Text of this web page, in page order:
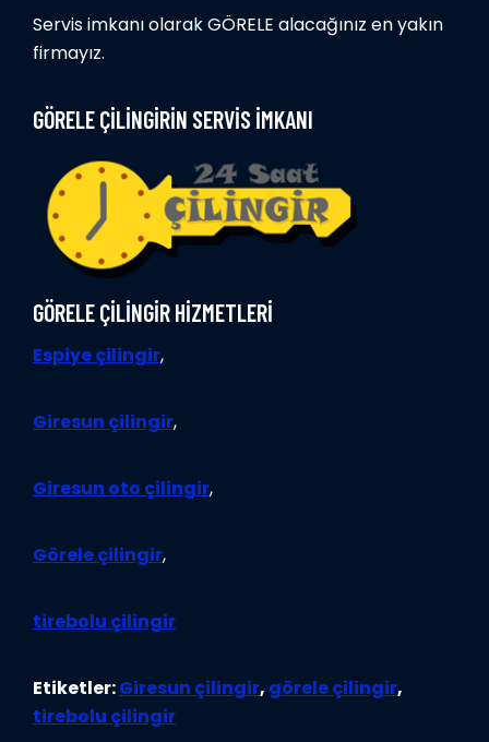
Servis imkanı olarak GÖRELE alacağınız en yakın
firmayız.
GÖRELE ÇİLİNGİRİN SERVİS İMKANI
GÖRELE ÇİLİNGİR HİZMETLERİ
Espiye çilingir,
Giresun çilingir,
Giresun oto çilingir,
Görele çilingir,
tirebolu çilingir
Etiketler:Giresun çilingir, görele çilingir,
tirebolu çilingir